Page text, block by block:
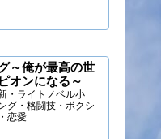
～俺が最高の世
オンになる～
・ライトノベル小
グ・格闘技・ボクシ
恋愛